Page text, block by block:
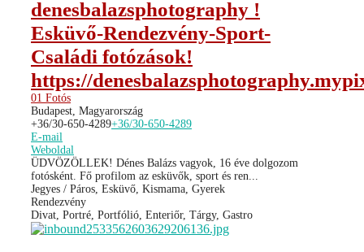
denesbalazsphotography !
Esküvő-Rendezvény-Sport-
Családi fotózások!
https://
01 Fotós
Budapest, Magyarország
+36/30-650-4289+36/30-650-4289
E-mail
Weboldal
ÜDVÖZÖLLEK! Dénes Balázs vagyok, 16 éve dolgozom
fotósként. Fő profilom az esküvők, sport és ren...
Jegyes / Páros, Esküvő, Kismama, Gyerek
Rendezvény
Divat, Portré, Portfólió, Enteriőr, Tárgy, Gastro